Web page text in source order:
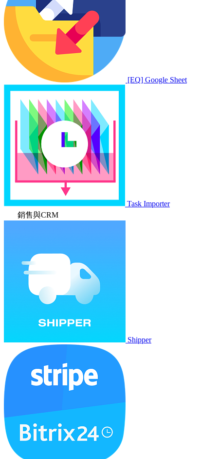
[EQ] Google Sheet
Task Importer
銷售與CRM
Shipper